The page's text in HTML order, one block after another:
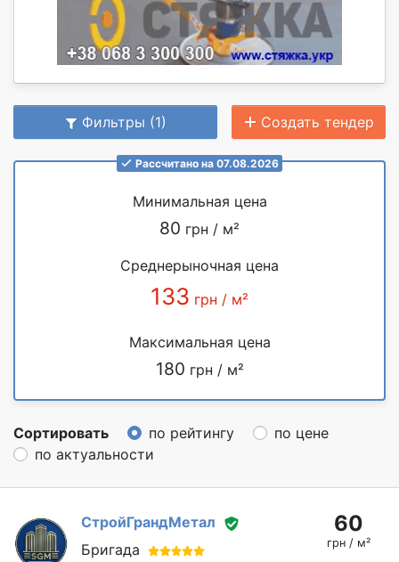
Фильтры (1) Создать тендер
Рассчитано на 07.08.2026
Минимальная цена
80 грн / м²
Среднерыночная цена
133 грн / м²
Максимальная цена
180 грн / м²
Сортировать по рейтингу
по цене
по актуальности
СтройГрандМетал
Бригада
60
грн / м²